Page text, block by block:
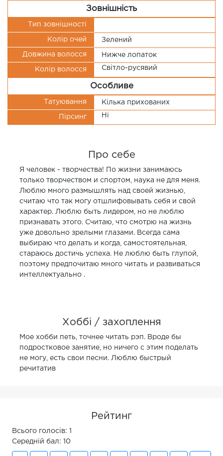
Зовнішність
Тип зовнішності
Колір очей Зелений
Довжина волосся Нижче лопаток
Колір волосся Світло-русявий
Особливе
Татуювання Кілька прихованих
Пірсинг Ні
Про себе
Я человек - творчества! По жизни занимаюсь
только творчеством и спортом, наука не для меня.
Люблю много размышлять над своей жизнью,
считаю что так могу отшлифовывать себя и свой
характер. Люблю быть лидером, но не люблю
признавать этого. Считаю, что смотрю на жизнь
уже довольно зрелыми глазами. Всегда сама
выбираю что делать и когда, самостоятельная,
стараюсь достичь успеха. Не люблю быть глупой,
поэтому предпочитаю много читать и развиваться
интеллектуально .
Хоббі / захоплення
Мое хобби петь, точнее читать рэп. Вроде бы
подростковое занятие, но ничего с этим поделать
не могу, есть свои песни. Люблю быстрый
речитатив
Рейтинг
Всього голосів: 1
Середній бал: 10